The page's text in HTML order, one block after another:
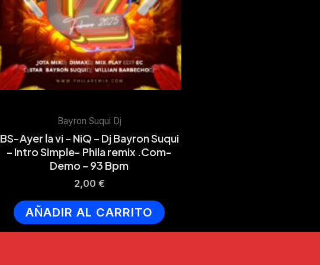
Bayron Suqui Dj
BS-Ayer la vi – NiQ – Dj Bayron Suqui
– Intro Simple- Phila remix .Com-
Demo – 93 Bpm
2,00 €
AÑADIR AL CARRITO